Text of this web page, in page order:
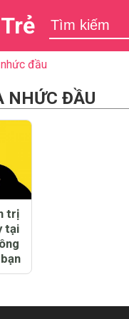
đầu
NHỨC ĐẦU
trị
tại